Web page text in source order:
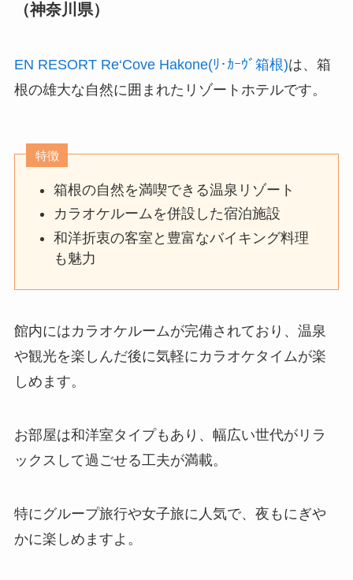
（神奈川県）
EN RESORT Re‘Cove Hakone(ﾘ･ｶｰｳﾞ箱根)は、箱
根の雄大な自然に囲まれたリゾートホテルです。
特徴
箱根の自然を満喫できる温泉リゾート
カラオケルームを併設した宿泊施設
和洋折衷の客室と豊富なバイキング料理
も魅力
館内にはカラオケルームが完備されており、温泉
や観光を楽しんだ後に気軽にカラオケタイムが楽
しめます。
お部屋は和洋室タイプもあり、幅広い世代がリラ
ックスして過ごせる工夫が満載。
特にグループ旅行や女子旅に人気で、夜もにぎや
かに楽しめますよ。